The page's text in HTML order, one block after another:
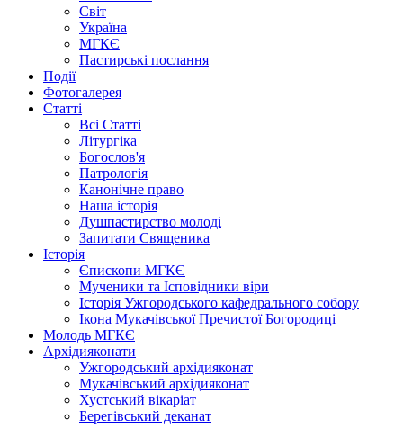
Світ
Україна
МГКЄ
Пастирські послання
Події
Фотогалерея
Статті
Всі Статті
Літургіка
Богослов'я
Патрологія
Канонічне право
Наша історія
Душпастирство молоді
Запитати Священика
Історія
Єпископи МГКЄ
Мученики та Ісповідники віри
Історія Ужгородського кафедрального собору
Ікона Мукачівської Пречистої Богородиці
Молодь МГКЄ
Архідияконати
Ужгородський архідияконат
Мукачівський архідияконат
Хустський вікаріат
Берегівський деканат